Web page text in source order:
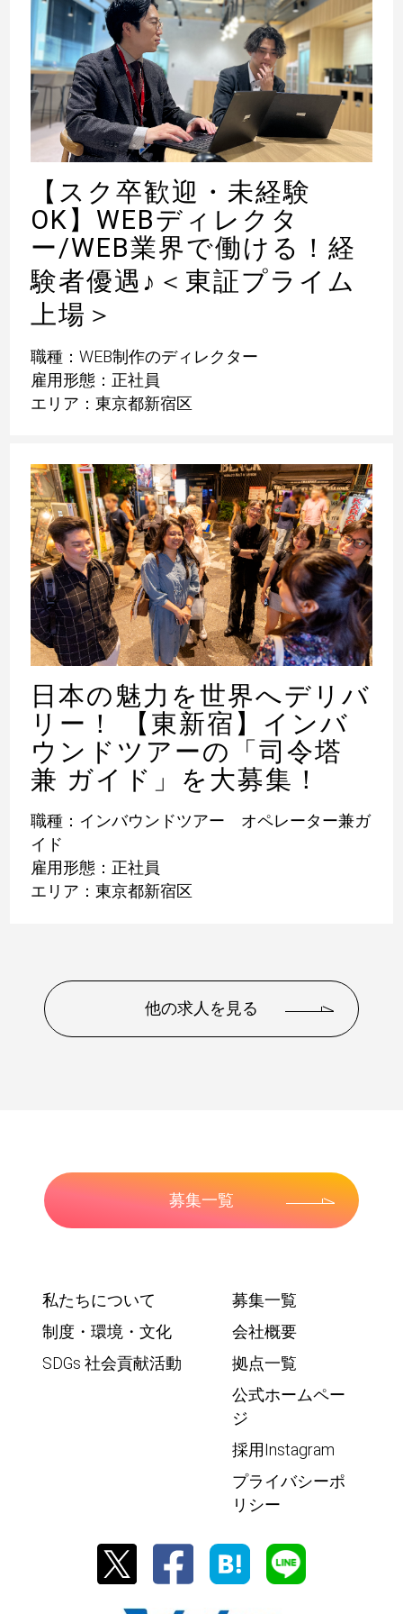
【スク卒歓迎・未経験
OK】WEBディレクタ
ー/WEB業界で働ける！経
験者優遇 ♪ ＜東証プライム
上場＞
職種：WEB制作のディレクター
雇用形態：正社員
エリア：東京都新宿区
日本の魅力を世界へデリバ
リー！ 【東新宿】インバ
ウンドツアーの「司令塔
兼 ガイド」を大募集！
職種：インバウンドツアー オペレーター兼ガ
イド
雇用形態：正社員
エリア：東京都新宿区
他の求人を見る
募集一覧
私たちについて
制度・環境・文化
SDGs 社会貢献活動
募集一覧
会社概要
拠点一覧
公式ホームペー
ジ
採用Instagram
プライバシーポ
リシー